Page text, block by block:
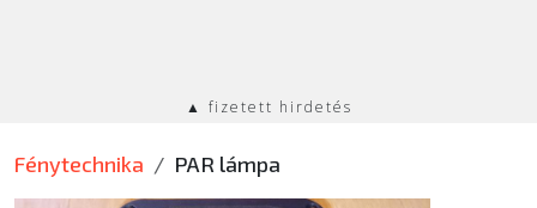
EGYÉB
▲ fizetett hirdetés
Fénytechnika PAR lámpa